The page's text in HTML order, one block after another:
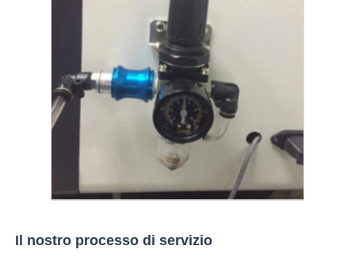
Il nostro processo di servizio